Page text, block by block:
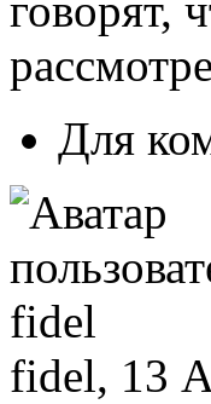
говорят,
Для
fidel, 13